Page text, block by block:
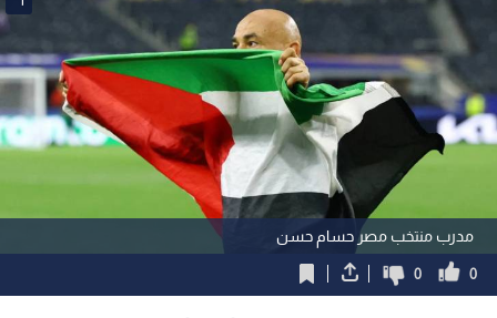
مدرب منتخب مصر حسام حسن
0
0